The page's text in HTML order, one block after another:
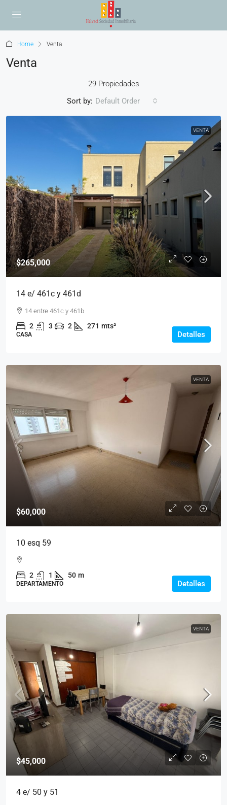
Home Venta
Venta
29 Propiedades
Sort by: Default Order
VENTA
$265,000
14 e/ 461c y 461d
14 entre 461c y 461b
2 3 2 271 mts²
CASA Detalles
VENTA
$60,000
10 esq 59
2 1 50 m
DEPARTAMENTO Detalles
VENTA
$45,000
4 e/ 50 y 51